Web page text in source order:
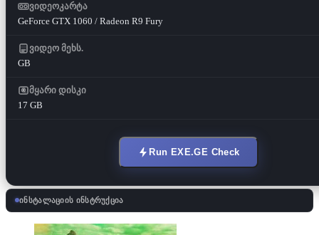
ვიდეოკარტა
GeForce GTX 1060 / Radeon R9 Fury
ვიდეო მეხს.
GB
მყარი დისკი
17 GB
Run EXE.GE Check
ინსტალაციის ინსტრუქცია